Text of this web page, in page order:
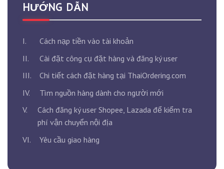
HƯỚNG DẪN
I.
Cách nạp tiền vào tài khoản
II.
Cài đặt công cụ đặt hàng và đăng ký user
III.
Chi tiết cách đặt hàng tại ThaiOrdering.com
IV.
Tìm nguồn hàng dành cho người mới
V.
Cách đăng ký user Shopee, Lazada để kiểm tra
phí vận chuyển nội địa
VI.
Yêu cầu giao hàng